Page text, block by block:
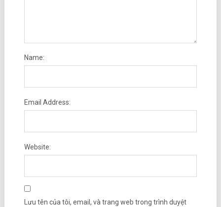
Name:
Email Address:
Website:
Lưu tên của tôi, email, và trang web trong trình duyệt